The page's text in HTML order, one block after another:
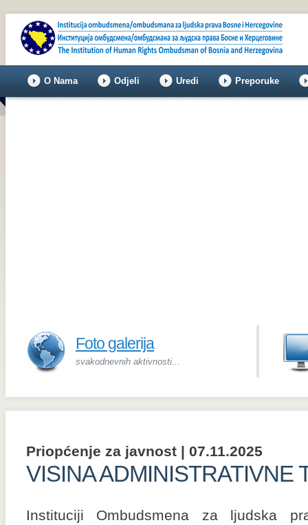
O Nama Odjeli Uredi Preporuke
Foto galerija
svakodnevnih aktivnosti...
Priopćenje za javnost | 07.11.2025
VISINA ADMINISTRATIVNE
Instituciji Ombudsmena za ljudska